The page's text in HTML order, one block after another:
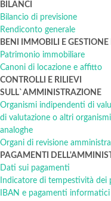
BILANCI
Bilancio di previsione
Rendiconto generale
BENI IMMOBILI E
Patrimonio immobiliare
Canoni di locazione e affitto
CONTROLLI E RILIEVI
SULL`AMMINISTRAZIONE
Organismi indipendenti di
di valutazione o altri
analoghe
Organi di revisione
PAGAMENTI
Dati sui pagamenti
Indicatore di tempestività dei
IBAN e pagamenti informatici